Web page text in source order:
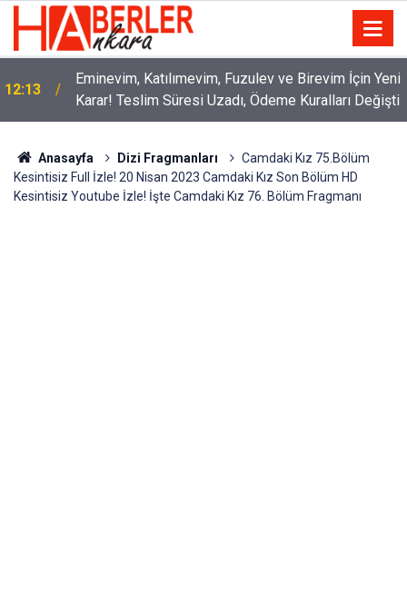
12:13
Eminevim, Katılımevim, Fuzulev ve Birevim İçin Yeni
Karar! Teslim Süresi Uzadı, Ödeme Kuralları Değişti
Anasayfa Dizi Fragmanları
Camdaki Kız 75.Bölüm
Kesintisiz Full İzle! 20 Nisan 2023 Camdaki Kız Son Bölüm HD
Kesintisiz Youtube İzle! İşte Camdaki Kız 76. Bölüm Fragmanı